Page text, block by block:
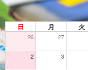
日 月 火
26 27
2 3